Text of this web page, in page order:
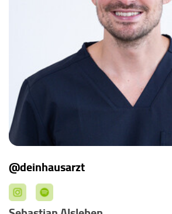
@deinhausarzt